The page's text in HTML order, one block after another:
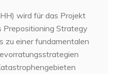
wird für das Projekt
Prepositioning Strategy
zu einer fundamentalen